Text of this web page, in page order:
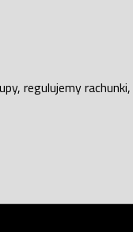
regulujemy